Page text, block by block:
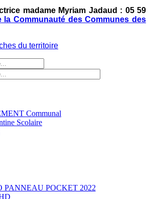
madame Myriam Jadaud : 05 59
la Communauté des Communes des
du territoire
Communal
Scolaire